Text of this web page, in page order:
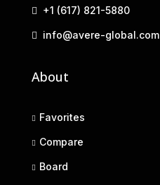
+1 (617) 821-5880
info@avere-global.com
About
Favorites
Compare
Board